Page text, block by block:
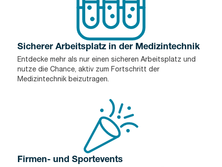
Sicherer Arbeitsplatz in der Medizintechnik
Entdecke mehr als nur einen sicheren Arbeitsplatz und
nutze die Chance, aktiv zum Fortschritt der
Medizintechnik beizutragen.
Firmen- und Sportevents